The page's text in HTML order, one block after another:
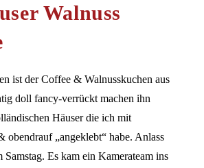
Walnuss
ist der Coffee & Walnusskuchen aus
doll fancy-verrückt machen ihn
Häuser die ich mit
obendrauf „angeklebt“ habe. Anlass
Es kam ein Kamerateam ins